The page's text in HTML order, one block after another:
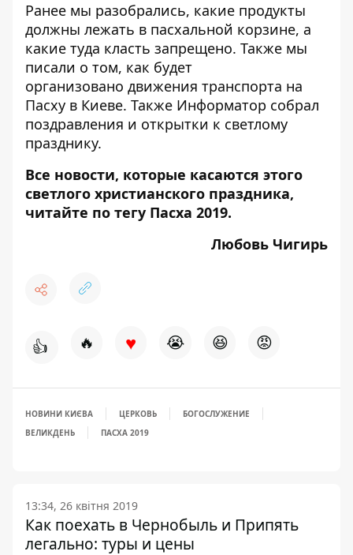
Ранее мы разобрались, какие продукты
должны лежать в пасхальной корзине, а
какие туда класть запрещено. Также мы
писали о том, как будет
организовано движения транспорта на
Пасху в Киеве. Также Информатор собрал
поздравления и открытки к светлому
празднику.
Все новости, которые касаются этого
светлого христианского праздника,
читайте по тегу Пасха 2019.
Любовь Чигирь
👍 🔥 ♥ 😭 😆 😡
НОВИНИ КИЄВА ЦЕРКОВЬ
БОГОСЛУЖЕНИЕ
ВЕЛИКДЕНЬ
ПАСХА 2019
13:34, 26 квітня 2019
Как поехать в Чернобыль и Припять
легально: туры и цены